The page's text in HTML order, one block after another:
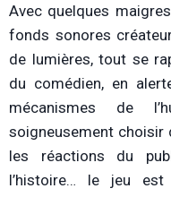
Avec quelques
fonds sonores
de lumières, tout se
du comédien, en
mécanismes de
soigneusement choisir
les réactions du
l’histoire… le jeu est